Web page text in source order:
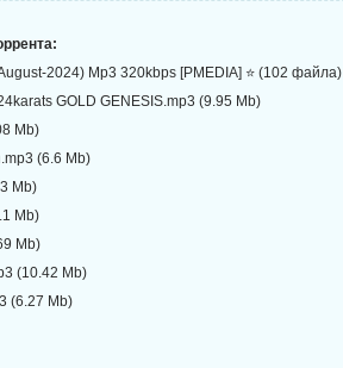
2024) Mp3 320kbps [PMEDIA] ⭐️ (102 файла)
GOLD GENESIS.mp3 (9.95 Mb)
Mb)
(6.6 Mb)
Mb)
Mb)
Mb)
(10.42 Mb)
(6.27 Mb)